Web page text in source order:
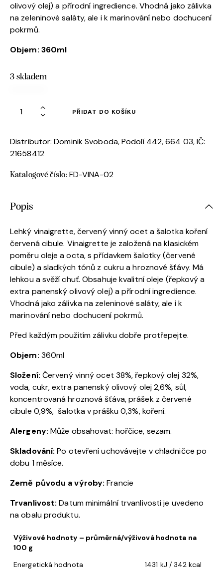
olivový olej) a přírodní ingredience. Vhodná jako zálivka
na zeleninové saláty, ale i k marinování nebo dochucení
pokrmů.
Objem: 360ml
3 skladem
PŘIDAT DO KOŠÍKU
Distributor: Dominik Svoboda, Podolí 442, 664 03, IČ:
21658412
Katalogové číslo: FD-VINA-02
Popis
Lehký vinaigrette, červený vinný ocet a šalotka koření
červená cibule. Vinaigrette je založená na klasickém
poměru oleje a octa, s přídavkem šalotky (červené
cibule) a sladkých tónů z cukru a hroznové šťávy. Má
lehkou a svěží chuť. Obsahuje kvalitní oleje (řepkový a
extra panenský olivový olej) a přírodní ingredience.
Vhodná jako zálivka na zeleninové saláty, ale i k
marinování nebo dochucení pokrmů.
Před každým použitím zálivku dobře protřepejte.
Objem: 360ml
Složení: Červený vinný ocet 38%, řepkový olej 32%,
voda, cukr, extra panenský olivový olej 2,6%, sůl,
koncentrovaná hroznová šťáva, prášek z červené
cibule 0,9%, šalotka v prášku 0,3%, koření.
Alergeny: Může obsahovat: hořčice, sezam.
Skladování: Po otevření uchovávejte v chladničce po
dobu 1 měsíce.
Země původu a výroby: Francie
Trvanlivost:Datum minimální trvanlivosti je uvedeno
na obalu produktu.
Výživové hodnoty – průměrná/výživová hodnota na
100 g
Energetická hodnota
1431 kJ / 342 kcal